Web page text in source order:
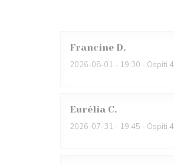
Francine D
2026-08-01 - 19:30 - Ospiti 4
Eurélia C
2026-07-31 - 19:45 - Ospiti 4